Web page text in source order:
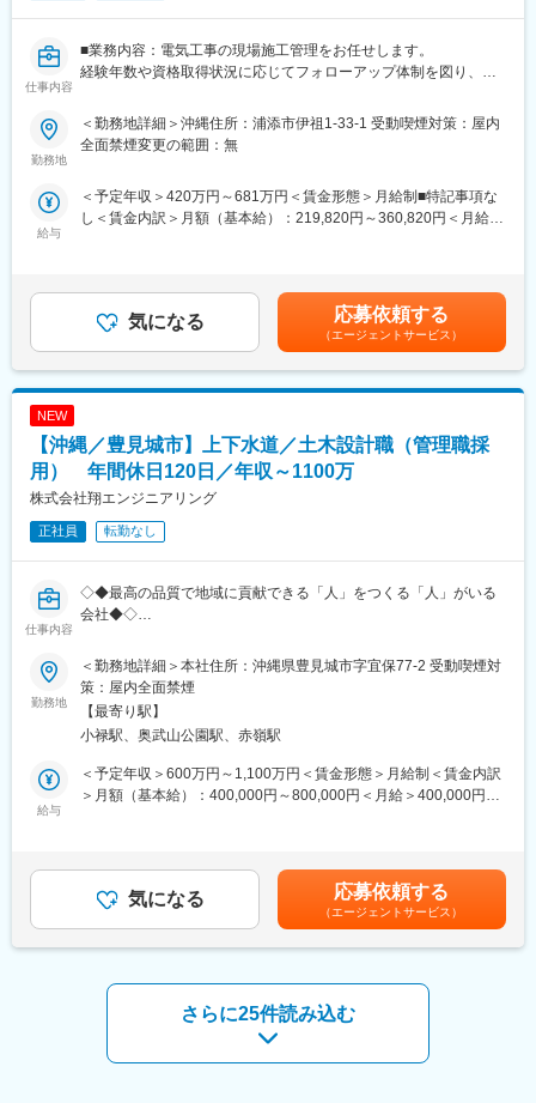
※工期はプロジェクトにより様々ですが、平均して約1年
階層別集合教育（フォローアップ研修、主任研修、係長研修な
ど）と専門教育（若手技術者研修、現場代理人研修、システム、
■同社について
は地球温暖化対策のひとつとして、いち早くZEB（ゼロ・エネル
ギー・ビル）の技術開発に取り組み、当社つくばみらい技術セン
ターでは、2013年度実績で全館のZEBを達成いたしました。
仕事内容
■業務内容：電気工事の現場施工管理をお任せします。
経験年数や資格取得状況に応じてフォローアップ体制を図り、習
《施工案件》NTT、官公庁、ゼネコン・サブコンが主な顧客で、
対応エリアは沖縄全域となります。
■就業環境：基本は完全週休二日制（土日祝）となります。現場に
よっては休日出社になる場合がありますが、振休などを取得し、
チームで調整をしてます。
GWでの飛び石の休日の際も会社として年次有給休暇の取得を推奨
しているため、有給を活用し、長期休暇を取ることも可能です。
りと取得することが根付いていることからオンオフがつけやすい
職場環境です。
変更の範囲：会社の定める業務
勤務地
＜勤務地詳細＞沖縄住所：浦添市伊祖1-33-1 受動喫煙対策：屋内
全面禁煙変更の範囲：無
給与
＜予定年収＞420万円～681万円＜賃金形態＞月給制■特記事項な
し＜賃金内訳＞月額（基本給）：219,820円～360,820円＜月給＞
記年収は残業代見込みの年収となります。賃金はあくまでも目安
の金額であり、選考を通じて上下する可能性があります。月給(月
額)は固定手当を含めた表記です。
気になる 応募依頼する
（エージェントサービス）
NEW
【沖縄／豊見城市】上下水道／土木設計職（管理職採
用） 年間休日120日／年収～1100万
株式会社翔エンジニアリング
正社員 転勤なし
仕事内容
◇◆最高の品質で地域に貢献できる「人」をつくる「人」がいる
会社◆◇
“働く人”に対して 株式会社翔エンジニアリングは、持続して「提
案のできる技術者集団」を社会に提供するため、社員の成長が経
営上の最重点項目であると考えております。原点は“人”です。
技術もお客様も信頼もすべては“人”がつくります。社員とその家族
を大切にし、会社が永続的に発展できるよう、“人”の採用・育成に
全力で取り組みます。
【職務詳細】
・自身のノウハウの次世代への伝承、教育
・CADを使用した設計/図面作成
・官公庁/自治体との折衝、仕様調整
・他社との協業案件あり（チームでプロジェクトを進めることも
・プロフェッショナルとしてのご提案/コンサルティング実施
勤務地
＜勤務地詳細＞本社住所：沖縄県豊見城市字宜保77-2 受動喫煙対
策：屋内全面禁煙
【最寄り駅】
小禄駅、奥武山公園駅、赤嶺駅
給与
＜予定年収＞600万円～1,100万円＜賃金形態＞月給制＜賃金内訳
＞月額（基本給）：400,000円～800,000円＜月給＞400,000円～
見込みです）■該当者には、資格手当、技能手当などを支給■昇
給：年1回（4月）■賞与：年2回（7、12月／実績：1.5～2か月）
賃金はあくまでも目安の金額であり、選考を通じて上下する可能
性があります。月給(月額)は固定手当を含めた表記です。
気になる 応募依頼する
（エージェントサービス）
さらに25件読み込む